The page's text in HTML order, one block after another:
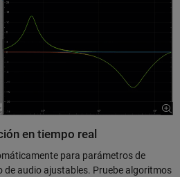
en tiempo real
para parámetros de
audio ajustables. Pruebe algoritmos